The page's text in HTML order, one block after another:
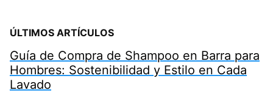
ÚLTIMOS ARTÍCULOS
Guía de Compra de Shampoo en Barra para
Hombres: Sostenibilidad y Estilo en Cada
Lavado